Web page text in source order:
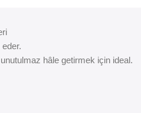
hâle getirmek için ideal.